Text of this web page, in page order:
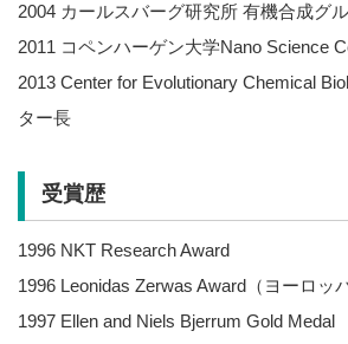
2004 カールスバーグ研究所 有機合成グ
2011 コペンハーゲン大学Nano Science
2013 Center for Evolutionary Chemical
ター長
受賞歴
1996 NKT Research Award
1996 Leonidas Zerwas Award（ヨーロッ
1997 Ellen and Niels Bjerrum Gold Medal